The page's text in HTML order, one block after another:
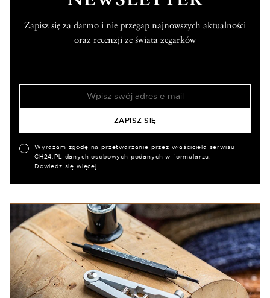
Zapisz się za darmo i nie przegap najnowszych aktualności
oraz recenzji ze świata zegarków
Wyrażam zgodę na przetwarzanie przez właściciela serwisu
CH24.PL danych osobowych podanych w formularzu.
Dowiedz się więcej